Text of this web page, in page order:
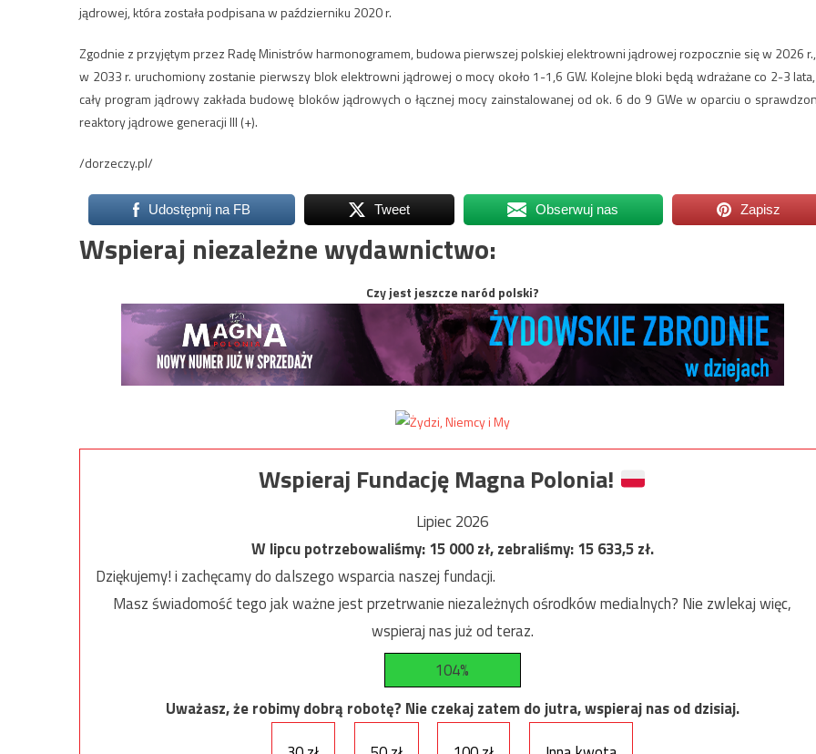
jądrowej, która została podpisana w październiku 2020 r.
Zgodnie z przyjętym przez Radę Ministrów harmonogramem, budowa pierwszej polskiej elektrowni jądrowej rozpocznie się w 2026
w 2033 r. uruchomiony zostanie pierwszy blok elektrowni jądrowej o mocy około 1-1,6 GW. Kolejne bloki będą wdrażane co 2-3
cały program jądrowy zakłada budowę bloków jądrowych o łącznej mocy zainstalowanej od ok. 6 do 9 GWe w oparciu o
reaktory jądrowe generacji III (+).
/dorzeczy.pl/
Udostępnij na FB Tweet Obserwuj nas Zapisz
Wspieraj niezależne wydawnictwo:
Czy jest jeszcze naród polski?
Wspieraj Fundację Magna Polonia!
Lipiec 2026
W lipcu potrzebowaliśmy:15 000zł, zebraliśmy:15 633,5zł.
Dziękujemy! i zachęcamy do dalszego wsparcia naszej fundacji.
Masz świadomość tego jak ważne jest przetrwanie niezależnych ośrodków medialnych? Nie zwlekaj więc,
wspieraj nas już od teraz.
104%
Uważasz, że robimy dobrą robotę? Nie czekaj zatem do jutra, wspieraj nas od dzisiaj.